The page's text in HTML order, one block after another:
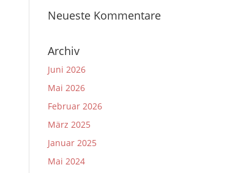
Neueste Kommentare
Archiv
Juni 2026
Mai 2026
Februar 2026
März 2025
Januar 2025
Mai 2024